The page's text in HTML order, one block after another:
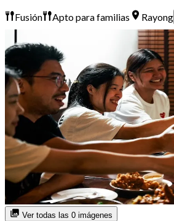
Fusión Apto para familias Rayong
Ver todas las 0 imágenes